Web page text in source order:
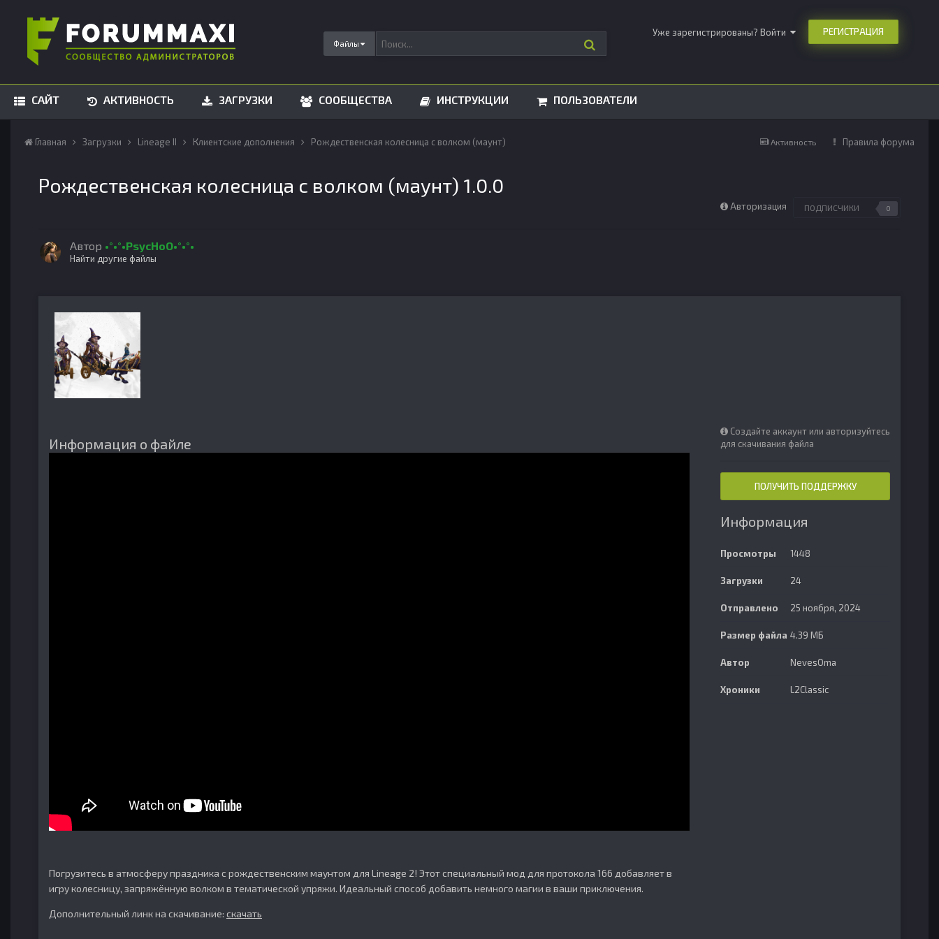
Файлы
Уже зарегистрированы? Войти РЕГИСТРАЦИЯ
САЙТ АКТИВНОСТЬ ЗАГРУЗКИ СООБЩЕСТВА ИНСТРУКЦИИ ПОЛЬЗОВАТЕЛИ
Активность Правила форума
Главная Загрузки Lineage II Клиентские дополнения Рождественская колесница с волком (маунт)
Рождественская колесница с волком (маунт) 1.0.0
Авторизация ПОДПИСЧИКИ 0
Автор •°•°•PsycHoO•°•°•
Найти другие файлы
Информация о файле
Погрузитесь в атмосферу праздника с рождественским маунтом для Lineage 2! Этот специальный мод для протокола 166 добавляет в
игру колесницу, запряжённую волком в тематической упряжи. Идеальный способ добавить немного магии в ваши приключения.
Дополнительный линк на скачивание: скачать
Создайте аккаунт или авторизуйтесь
для скачивания файла
ПОЛУЧИТЬ ПОДДЕРЖКУ
Информация
Просмотры 1448
Загрузки 24
Отправлено 25 ноября, 2024
Размер файла 4.39 МБ
Автор NevesOma
Хроники L2Classic